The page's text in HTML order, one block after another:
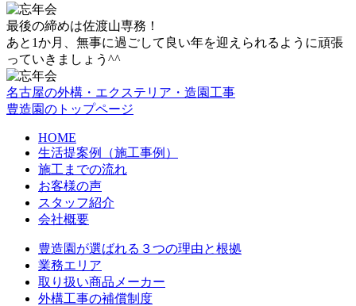
最後の締めは佐渡山専務！
あと1か月、無事に過ごして良い年を迎えられるように頑張
っていきましょう^^
名古屋の外構・エクステリア・造園工事
豊造園のトップページ
HOME
生活提案例（施工事例）
施工までの流れ
お客様の声
スタッフ紹介
会社概要
豊造園が選ばれる３つの理由と根拠
業務エリア
取り扱い商品メーカー
外構工事の補償制度